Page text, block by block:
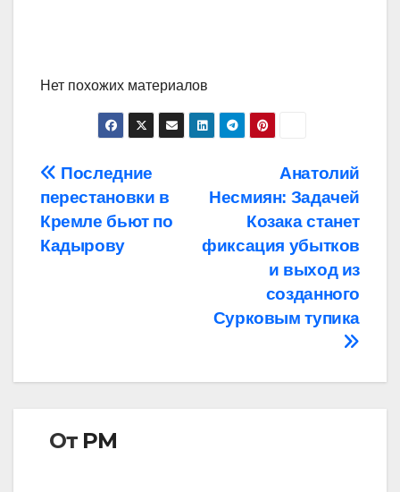
Нет похожих материалов
Навигация
по
записям
Анатолий
Несмиян: Задачей
Козака станет
фиксация убытков
и выход из
созданного
Сурковым тупика
Последние
перестановки в
Кремле бьют по
Кадырову
От РМ